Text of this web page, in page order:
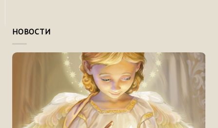
НОВОСТИ